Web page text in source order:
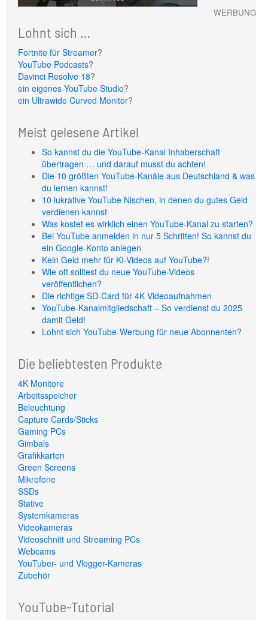
WERBUNG
Lohnt sich …
Fortnite für Streamer?
YouTube Podcasts?
Davinci Resolve 18?
ein eigenes YouTube Studio?
ein Ultrawide Curved Monitor?
Meist gelesene Artikel
So kannst du die YouTube-Kanal Inhaberschaft
übertragen … und darauf musst du achten!
Die 10 größten YouTube-Kanäle aus Deutschland & was
du lernen kannst!
10 lukrative YouTube Nischen, in denen du gutes Geld
verdienen kannst
Was kostet es wirklich einen YouTube-Kanal zu starten?
Bei YouTube anmelden in nur 5 Schritten! So kannst du
ein Google-Konto anlegen
Kein Geld mehr für KI-Videos auf YouTube?!
Wie oft solltest du neue YouTube-Videos
veröffentlichen?
Die richtige SD-Card für 4K Videoaufnahmen
YouTube-Kanalmitgliedschaft – So verdienst du 2025
damit Geld!
Lohnt sich YouTube-Werbung für neue Abonnenten?
Die beliebtesten Produkte
4K Monitore
Arbeitsspeicher
Beleuchtung
Capture Cards/Sticks
Gaming PCs
Gimbals
Grafikkarten
Green Screens
Mikrofone
SSDs
Stative
Systemkameras
Videokameras
Videoschnitt und Streaming PCs
Webcams
YouTuber- und Vlogger-Kameras
Zubehör
YouTube-Tutorial